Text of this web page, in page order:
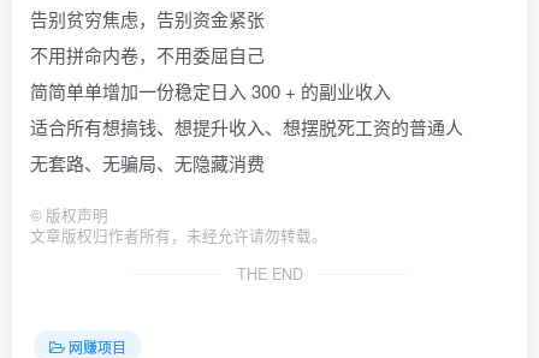
告别贫穷焦虑，告别资金紧张
不用拼命内卷，不用委屈自己
简简单单增加一份稳定日入 300 + 的副业收入
适合所有想搞钱、想提升收入、想摆脱死工资的普通人
无套路、无骗局、无隐藏消费
© 版权声明
文章版权归作者所有，未经允许请勿转载。
THE END
网赚项目